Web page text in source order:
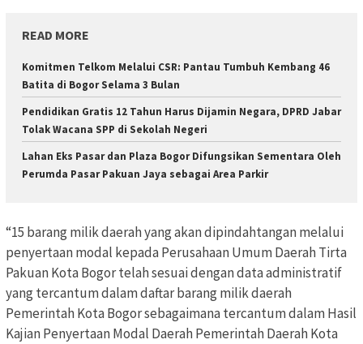
READ MORE
Komitmen Telkom Melalui CSR: Pantau Tumbuh Kembang 46
Batita di Bogor Selama 3 Bulan
Pendidikan Gratis 12 Tahun Harus Dijamin Negara, DPRD Jabar
Tolak Wacana SPP di Sekolah Negeri
Lahan Eks Pasar dan Plaza Bogor Difungsikan Sementara Oleh
Perumda Pasar Pakuan Jaya sebagai Area Parkir
“15 barang milik daerah yang akan dipindahtangan melalui
penyertaan modal kepada Perusahaan Umum Daerah Tirta
Pakuan Kota Bogor telah sesuai dengan data administratif
yang tercantum dalam daftar barang milik daerah
Pemerintah Kota Bogor sebagaimana tercantum dalam Hasil
Kajian Penyertaan Modal Daerah Pemerintah Daerah Kota